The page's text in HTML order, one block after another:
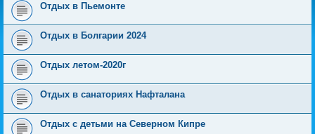
Отдых в Пьемонте
Отдых в Болгарии 2024
Отдых летом-2020г
Отдых в санаториях Нафталана
Отдых с детьми на Северном Кипре